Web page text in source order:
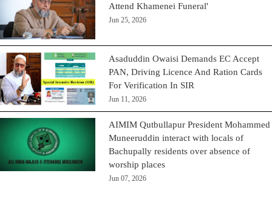
Attend Khamenei Funeral'
Jun 25, 2026
Asaduddin Owaisi Demands EC Accept
PAN, Driving Licence And Ration Cards
For Verification In SIR
Jun 11, 2026
AIMIM Qutbullapur President Mohammed
Muneeruddin interact with locals of
Bachupally residents over absence of
worship places
Jun 07, 2026